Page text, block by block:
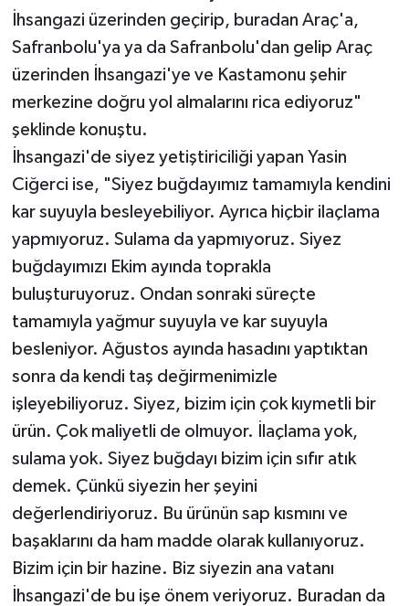
İhsangazi üzerinden geçirip, buradan Araç'a,
Safranbolu'ya ya da Safranbolu'dan gelip Araç
üzerinden İhsangazi'ye ve Kastamonu şehir
merkezine doğru yol almalarını rica ediyoruz"
şeklinde konuştu.
İhsangazi'de siyez yetiştiriciliği yapan Yasin
Ciğerci ise, "Siyez buğdayımız tamamıyla kendini
kar suyuyla besleyebiliyor. Ayrıca hiçbir ilaçlama
yapmıyoruz. Sulama da yapmıyoruz. Siyez
buğdayımızı Ekim ayında toprakla
buluşturuyoruz. Ondan sonraki süreçte
tamamıyla yağmur suyuyla ve kar suyuyla
besleniyor. Ağustos ayında hasadını yaptıktan
sonra da kendi taş değirmenimizle
işleyebiliyoruz. Siyez, bizim için çok kıymetli bir
ürün. Çok maliyetli de olmuyor. İlaçlama yok,
sulama yok. Siyez buğdayı bizim için sıfır atık
demek. Çünkü siyezin her şeyini
değerlendiriyoruz. Bu ürünün sap kısmını ve
başaklarını da ham madde olarak kullanıyoruz.
Bizim için bir hazine. Biz siyezin ana vatanı
İhsangazi'de bu işe önem veriyoruz. Buradan da